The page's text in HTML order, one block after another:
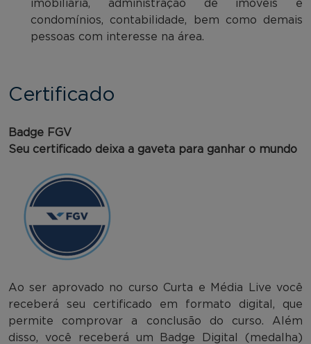
imobiliária, administração de imóveis e
condomínios, contabilidade, bem como demais
pessoas com interesse na área.
Certificado
Badge FGV
Seu certificado deixa a gaveta para ganhar o mundo
Ao ser aprovado no curso Curta e Média Live você
receberá seu certificado em formato digital, que
permite comprovar a conclusão do curso. Além
disso, você receberá um Badge Digital (medalha)